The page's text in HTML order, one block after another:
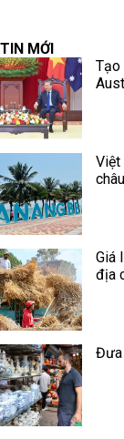
TIN MỚI
Tạo
Việt
Giá
địa
Đưa